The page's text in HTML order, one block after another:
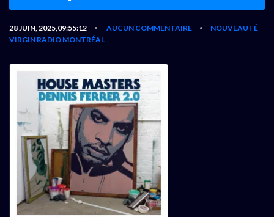
28 JUIN, 2025,09:55:12 • AUCUN COMMENTAIRE •
NOUVEAUTÉ
VIRGIN RADIO MONTRÉAL